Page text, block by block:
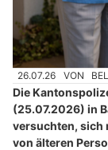
26.07.26 VON
Die
(25.07.2026) in
versuchten, sich
von älteren